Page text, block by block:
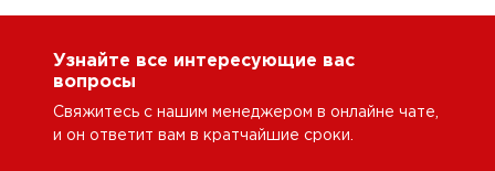
Узнайте все интересующие вас
вопросы
Свяжитесь с нашим менеджером в онлайне чате,
и он ответит вам в кратчайшие сроки.